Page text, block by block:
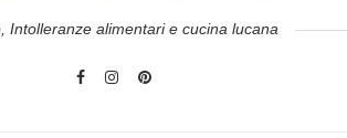
Intolleranze alimentari e cucina lucana